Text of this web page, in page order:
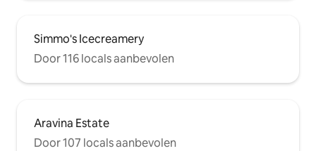
Simmo's Icecreamery
Door 116 locals aanbevolen
Aravina Estate
Door 107 locals aanbevolen